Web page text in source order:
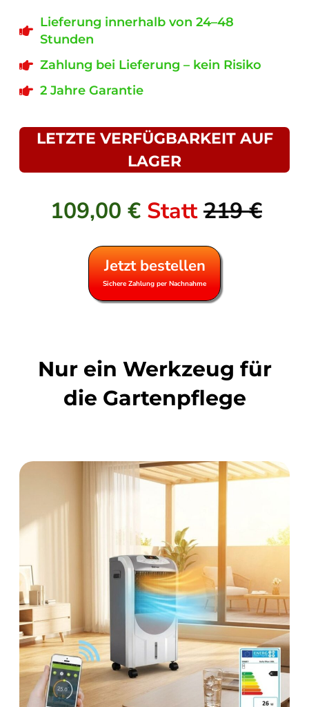
Lieferung innerhalb von 24–48
Stunden
Zahlung bei Lieferung – kein Risiko
2 Jahre Garantie
LETZTE VERFÜGBARKEIT AUF
LAGER
109,00 € Statt219 €
Jetzt bestellen
Sichere Zahlung per Nachnahme
Nur ein Werkzeug für
die Gartenpflege